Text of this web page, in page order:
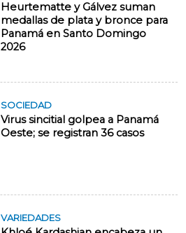
Heurtematte y Gálvez suman
medallas de plata y bronce para
Panamá en Santo Domingo
2026
SOCIEDAD
Virus sincitial golpea a Panamá
Oeste; se registran 36 casos
VARIEDADES